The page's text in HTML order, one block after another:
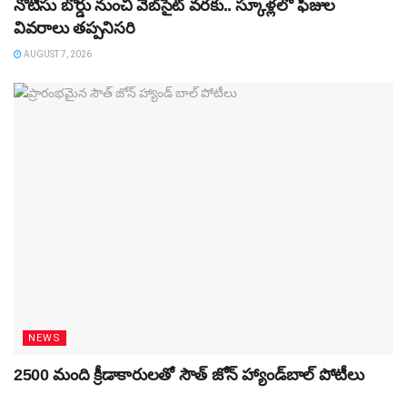
నోటీసు బోర్డు నుంచి వెబ్‌సైట్‌ వరకు.. స్కూళ్లలో ఫీజుల
వివరాలు తప్పనిసరి
AUGUST 7, 2026
NEWS
2500 మంది క్రీడాకారులతో సౌత్‌ జోన్‌ హ్యాండ్‌బాల్‌ పోటీలు